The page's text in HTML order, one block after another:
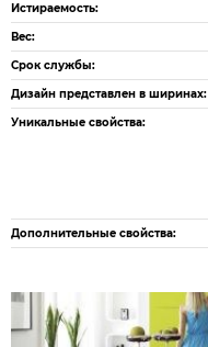
Истираемость:
Вес:
Срок службы:
Дизайн представлен в ширинах:
Уникальные свойства:
Дополнительные свойства: